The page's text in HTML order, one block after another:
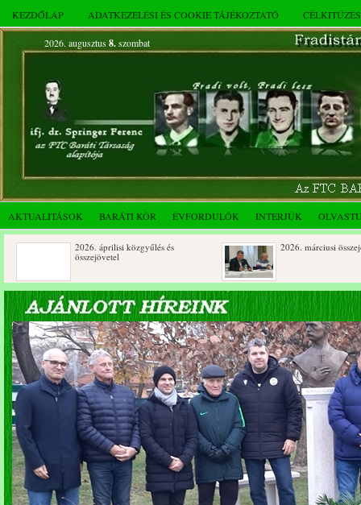
KEZDŐLAP ADATKEZELÉSI ÉS COOKIE TÁJÉKOZTATÓ
2026. augusztus 8.szombat
AKTUALITÁSOK BARÁTI KÖR ÉVFORDULÓK INTERJÚK
2026. áprilisi közgyűlés és
2026. márciusi összejövetel
Rendkívüli közgyűlés és a 2025.
novemberi összejövetel
Dálnoki József 90 éves